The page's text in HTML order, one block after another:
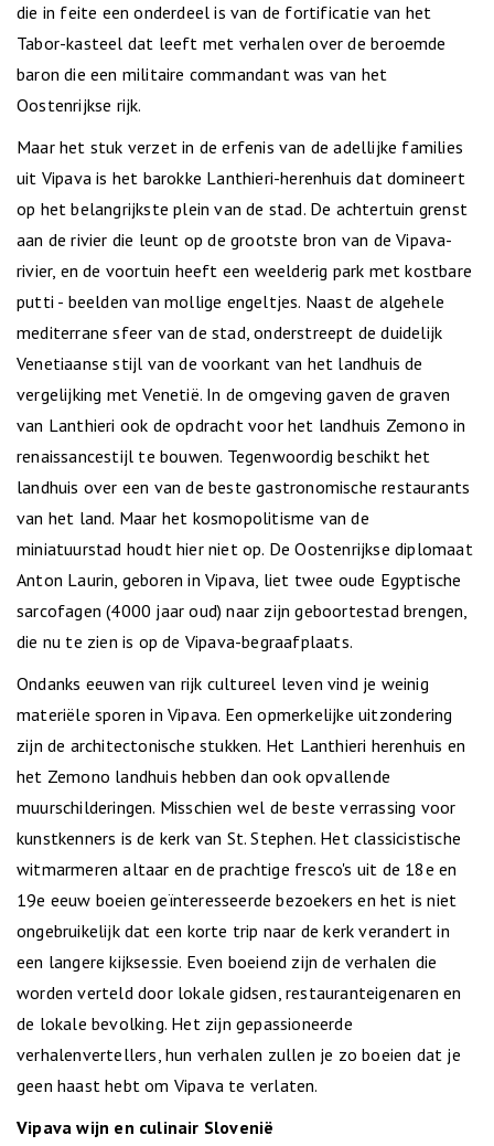
die in feite een onderdeel is van de fortificatie van het
Tabor-kasteel dat leeft met verhalen over de beroemde
baron die een militaire commandant was van het
Oostenrijkse rijk.
Maar het stuk verzet in de erfenis van de adellijke families
uit Vipava is het barokke Lanthieri-herenhuis dat domineert
op het belangrijkste plein van de stad. De achtertuin grenst
aan de rivier die leunt op de grootste bron van de Vipava-
rivier, en de voortuin heeft een weelderig park met kostbare
putti - beelden van mollige engeltjes. Naast de algehele
mediterrane sfeer van de stad, onderstreept de duidelijk
Venetiaanse stijl van de voorkant van het landhuis de
vergelijking met Venetië. In de omgeving gaven de graven
van Lanthieri ook de opdracht voor het landhuis Zemono in
renaissancestijl te bouwen. Tegenwoordig beschikt het
landhuis over een van de beste gastronomische restaurants
van het land. Maar het kosmopolitisme van de
miniatuurstad houdt hier niet op. De Oostenrijkse diplomaat
Anton Laurin, geboren in Vipava, liet twee oude Egyptische
sarcofagen (4000 jaar oud) naar zijn geboortestad brengen,
die nu te zien is op de Vipava-begraafplaats.
Ondanks eeuwen van rijk cultureel leven vind je weinig
materiële sporen in Vipava. Een opmerkelijke uitzondering
zijn de architectonische stukken. Het Lanthieri herenhuis en
het Zemono landhuis hebben dan ook opvallende
muurschilderingen. Misschien wel de beste verrassing voor
kunstkenners is de kerk van St. Stephen. Het classicistische
witmarmeren altaar en de prachtige fresco's uit de 18e en
19e eeuw boeien geïnteresseerde bezoekers en het is niet
ongebruikelijk dat een korte trip naar de kerk verandert in
een langere kijksessie. Even boeiend zijn de verhalen die
worden verteld door lokale gidsen, restauranteigenaren en
de lokale bevolking. Het zijn gepassioneerde
verhalenvertellers, hun verhalen zullen je zo boeien dat je
geen haast hebt om Vipava te verlaten.
Vipava wijn en culinair Slovenië